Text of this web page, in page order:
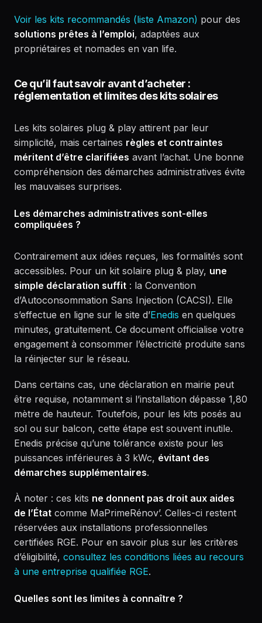
Voir les kits recommandés (liste Amazon) pour des
solutions prêtes à l’emploi, adaptées aux
propriétaires et nomades en van life.
Ce qu’il faut savoir avant d’acheter :
réglementation et limites des kits solaires
Les kits solaires plug & play attirent par leur
simplicité, mais certaines règles et contraintes
méritent d’être clarifiées avant l’achat. Une bonne
compréhension des démarches administratives évite
les mauvaises surprises.
Les démarches administratives sont-elles
compliquées ?
Contrairement aux idées reçues, les formalités sont
accessibles. Pour un kit solaire plug & play, une
simple déclaration suffit : la Convention
d’Autoconsommation Sans Injection (CACSI). Elle
s’effectue en ligne sur le site d’Enedis en quelques
minutes, gratuitement. Ce document officialise votre
engagement à consommer l’électricité produite sans
la réinjecter sur le réseau.
Dans certains cas, une déclaration en mairie peut
être requise, notamment si l’installation dépasse 1,80
mètre de hauteur. Toutefois, pour les kits posés au
sol ou sur balcon, cette étape est souvent inutile.
Enedis précise qu’une tolérance existe pour les
puissances inférieures à 3 kWc, évitant des
démarches supplémentaires.
À noter : ces kits ne donnent pas droit aux aides
de l’État comme MaPrimeRénov’. Celles-ci restent
réservées aux installations professionnelles
certifiées RGE. Pour en savoir plus sur les critères
d’éligibilité, consultez les conditions liées au recours
à une entreprise qualifiée RGE.
Quelles sont les limites à connaître ?